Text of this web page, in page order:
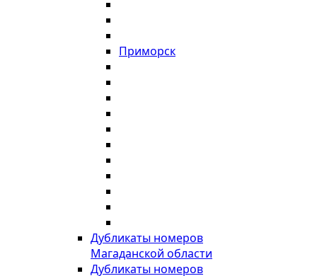
Приморск
Дубликаты номеров
Магаданской области
Дубликаты номеров